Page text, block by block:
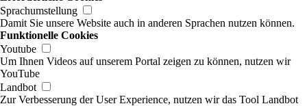
Sprachumstellung
Damit Sie unsere Website auch in anderen Sprachen nutzen können.
Funktionelle Cookies
Youtube
Um Ihnen Videos auf unserem Portal zeigen zu können, nutzen wir
YouTube
Landbot
Zur Verbesserung der User Experience, nutzen wir das Tool Landbot